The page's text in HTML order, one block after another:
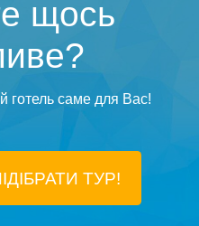
щось
готель саме для Вас!
ТУР!